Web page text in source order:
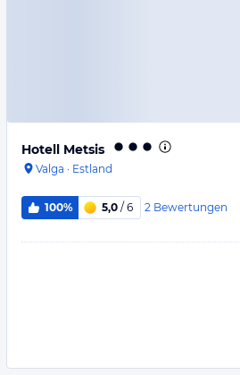
Hotell Metsis
Valga · Estland
100% 5,0 / 6 2 Bewertungen